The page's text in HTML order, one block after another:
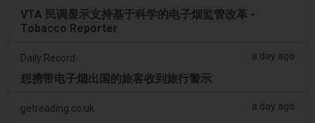
VTA 民调显示支持基于科学的电子烟监管改革 -
Tobacco Reporter
Daily Record a day ago
想携带电子烟出国的旅客收到旅行警示
getreading.co.uk a day ago